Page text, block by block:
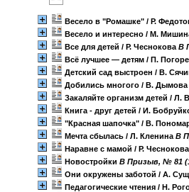
Весело в "Ромашке" / Р.
Весело и интересно / М.
Все для детей / Р. ЧесноковаB
Всё лучшее — детям / П.
Детский сад выстроен / В.
Добились многого / В.
Закаляйте организм детей / Л.
Книга - друг детей / И.
"Красная шапочка" / В.
Мечта сбылась / Л. КленинаB
Наравне с мамой / Р.
Новостройки B Призыв, № 81
Они окружены заботой / А.
Педагогические чтения / Н.